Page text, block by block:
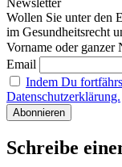
Newsletter
Wollen Sie unter den
im Gesundheitsrecht
Vorname oder ganzer
Email
Indem Du
Datenschutzerklärung.
Schreibe